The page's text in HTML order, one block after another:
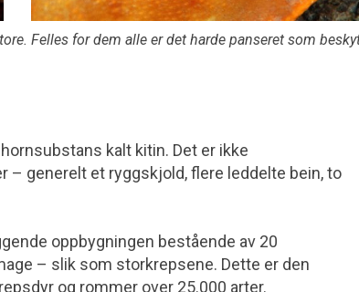
Felles for dem alle er det harde panseret som
kalt kitin. Det er ikke
– generelt et ryggskjold, flere leddelte bein, to
oppbygningen bestående av 20
– slik som storkrepsene. Dette er den
og rommer over 25.000 arter.